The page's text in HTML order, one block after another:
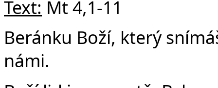
Text: Mt 4,1-11
Beránku Boží, který
námi.